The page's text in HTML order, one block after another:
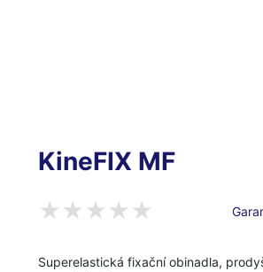
KineFIX MF
Superelastická fixační obinadla,